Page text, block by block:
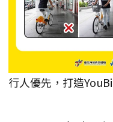
行人優先，打造